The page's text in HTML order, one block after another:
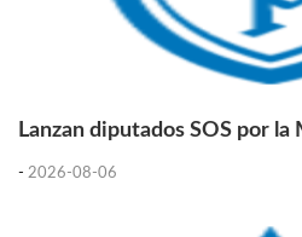
Lanzan diputados SOS por la
- 2026-08-06